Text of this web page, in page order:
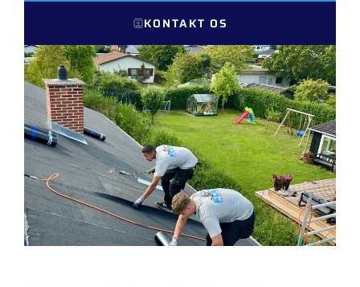
KONTAKT OS